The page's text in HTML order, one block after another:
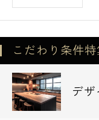
こだわり条件
デ